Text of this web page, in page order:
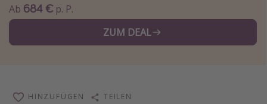
Alle Reisethemen
Wochenendtrip
Ab 684 € p. P.
ZUM DEAL
HINZUFÜGEN TEILEN